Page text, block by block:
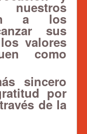
a los
sus
valores
como
sincero
por
de la